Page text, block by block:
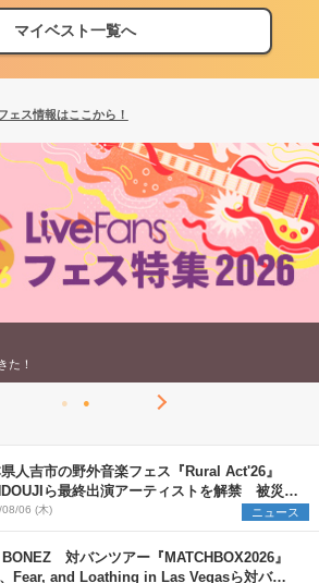
マイベスト一覧へ
ェス情報はここから！
グ】2026年上半期編発表！
ェス情報はここから！
グ】2026年上半期編発表！
た！
人吉市の野外音楽フェス『Rural Act'26』
ら最終出演アーティストを解禁 被災地
ロジェクトの始動も発表
06 (木) ニュース
対バンツアー『MATCHBOX2026』
Fear, and Loathing in Las Vegasら対バン